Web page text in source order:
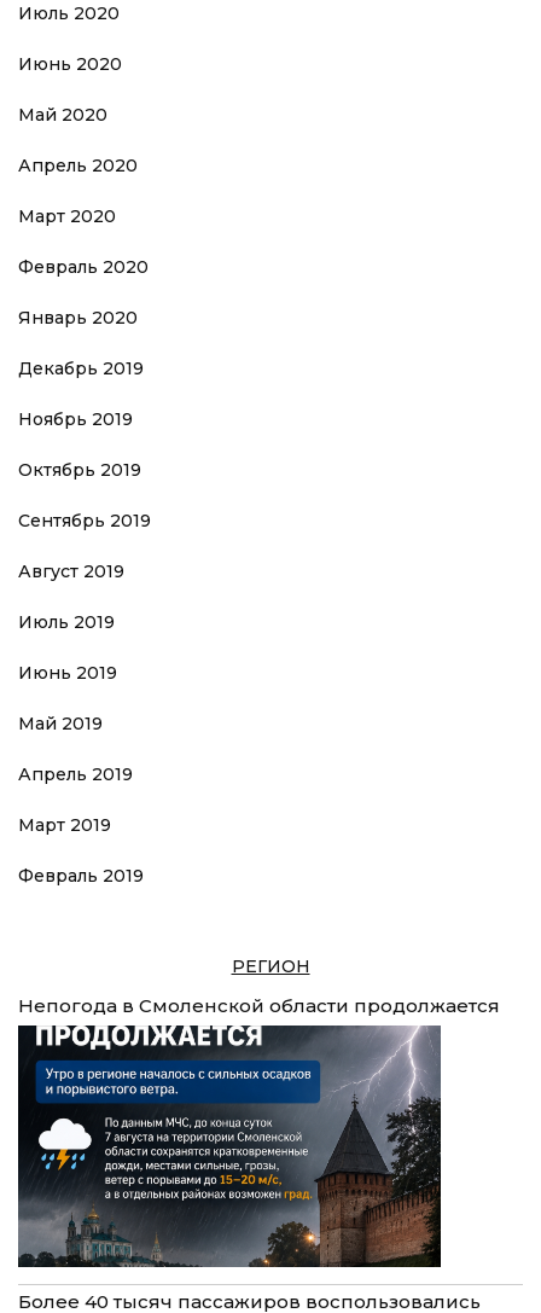
Июль 2020
Июнь 2020
Май 2020
Апрель 2020
Март 2020
Февраль 2020
Январь 2020
Декабрь 2019
Ноябрь 2019
Октябрь 2019
Сентябрь 2019
Август 2019
Июль 2019
Июнь 2019
Май 2019
Апрель 2019
Март 2019
Февраль 2019
РЕГИОН
Непогода в Смоленской области продолжается
Более 40 тысяч пассажиров воспользовались